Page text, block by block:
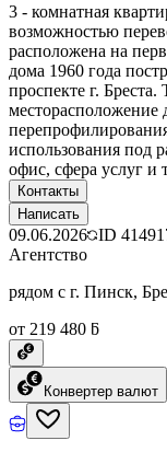
3 - комнатная
возможностью
расположена на
дома 1960 года
проспекте г.
месторасположение
использования под
офис, сфера услуг и
Контакты
Написать
09.06.2026 ID
Агентство
рядом с г. Пинск,
от 219 480 ƃ
Конвертер валют